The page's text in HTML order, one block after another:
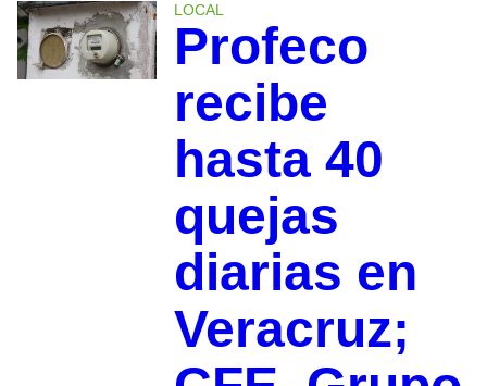
LOCAL
Profeco
recibe
hasta 40
quejas
diarias en
Veracruz;